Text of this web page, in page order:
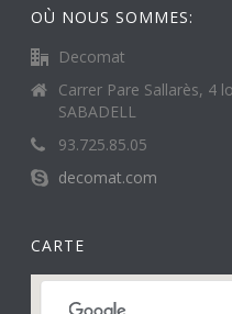
OÙ NOUS SOMMES:
Decomat
Carrer Pare Sallarès, 4
SABADELL
93.725.85.05
decomat.com
CARTE